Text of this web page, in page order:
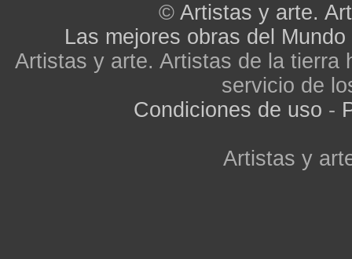
© Artistas y arte.
Las mejores obras del Mundo
Artistas y arte. Artistas de la tierra
servicio de
Condiciones de uso -
Artistas y